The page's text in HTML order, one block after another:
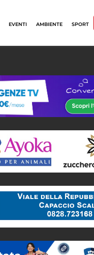
EVENTI AMBIENTE SPORT